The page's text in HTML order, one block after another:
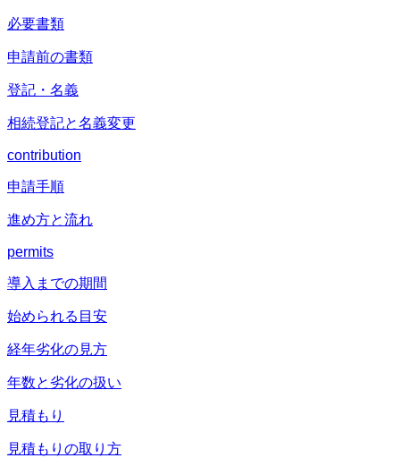
必要書類
申請前の書類
登記・名義
相続登記と名義変更
contribution
申請手順
進め方と流れ
permits
導入までの期間
始められる目安
経年劣化の見方
年数と劣化の扱い
見積もり
見積もりの取り方